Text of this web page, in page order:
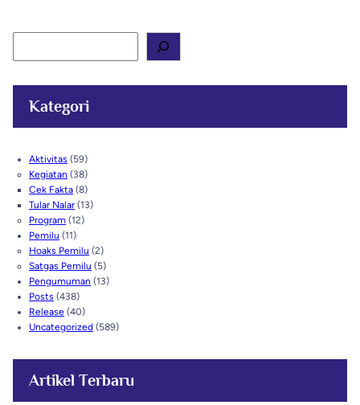
r
Kategori
Aktivitas (59)
Kegiatan (38)
Cek Fakta (8)
Tular Nalar (13)
Program (12)
Pemilu (11)
Hoaks Pemilu (2)
Satgas Pemilu (5)
Pengumuman (13)
Posts (438)
Release (40)
Uncategorized (589)
Artikel Terbaru